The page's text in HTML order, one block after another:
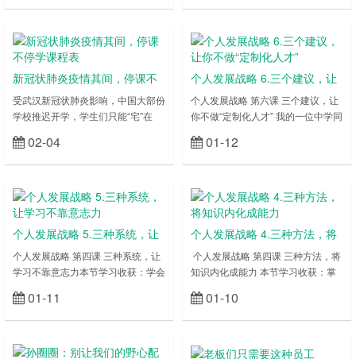
实施诈骗的案件屡有发生，为了您的
防范意识和能力，有效遏制诈骗犯
罪。家长要加强对学生使用手机情况
的监管，定期检查孩子的手机中，是
否安装有“纸飞机”、“蝙蝠……
钱？该醒悟了！借用网友的留言以作
后急报警，天天催破案。骗子在境
外，警察也为难。破案要条件，防范
是关键。源头被阻断，哪里有发案？
信息要转发，人人当宣传。请你仔细
看，不要再被骗！【特别声明……
新冠状肺炎疫情其间，停课不
停学课程表
受武汉新冠状肺炎影响，中国大部份
学校推迟开学，学生们只能“宅”在
响，疫情其间依托互联网，展开网上
教育，实时直播。央视频联合学而思
生推出全年级、各学科免费直播课和
自学课2 月 1 日起 每天早 8:00 开始
全天候直播小学、初中、高中全覆盖
还有名家大师课、思维密码课等丰富
学习内容每……
02-04
个人发展战略 6.三个建议，让
你不做“定制化人才”
个人发展战略 第六课 三个建议，让
你不做“定制化人才” 我的一位中学同
师。工作 10 年，接受了很多公司培
训，还经常有国外出差的机会，自己
前，他所在的业务开始缩减人员，最
近一个关系好的同事也离开公司去创
业了，他也觉得自己要做些改变，打
算转行。但是，信心满满地投了几十
份简历，几乎没……
01-12
个人发展战略 5.三种系统，让
学习不靠意志力
个人发展战略 第四课 三种系统，让
学习不靠意志力本节学习收获：学会
力，也能坚持学习语音收听 我们经
常会听到诸如此类：如果坚持每天背
了，基本是托福的词汇量；如果坚持
01-11
个人发展战略 4.三种方法，将
知识内化成能力
个人发展战略 第四课 三种方法，将
知识内化成能力 本节学习收获：掌
法，盘活你脑中的知识语音收听 在
课程正式开始之前，我先提个问题，
几天里，你有没有用它来解决过问题
01-10